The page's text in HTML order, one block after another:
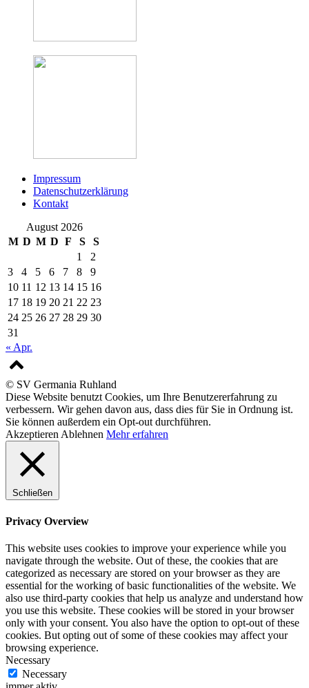
Impressum
Datenschutzerklärung
Kontakt
August 2026
M D M D F S
S
1
2
3
4 5 6 7 8
9
10 11 12 13 14 15 16
17 18 19 20 21 22 23
24 25 26 27 28 29 30
31
« Apr.
© SV Germania Ruhland
Diese Website benutzt Cookies, um Ihre Benutzererfahrung zu
verbessern. Wir gehen davon aus, dass dies für Sie in Ordnung ist.
Sie können außerdem ein Opt-out durchführen.
AkzeptierenAblehnen Mehr erfahren
Schließen
Privacy Overview
This website uses cookies to improve your experience while you
navigate through the website. Out of these, the cookies that are
categorized as necessary are stored on your browser as they are
essential for the working of basic functionalities of the website. We
also use third-party cookies that help us analyze and understand how
you use this website. These cookies will be stored in your browser
only with your consent. You also have the option to opt-out of these
cookies. But opting out of some of these cookies may affect your
browsing experience.
Necessary
Necessary